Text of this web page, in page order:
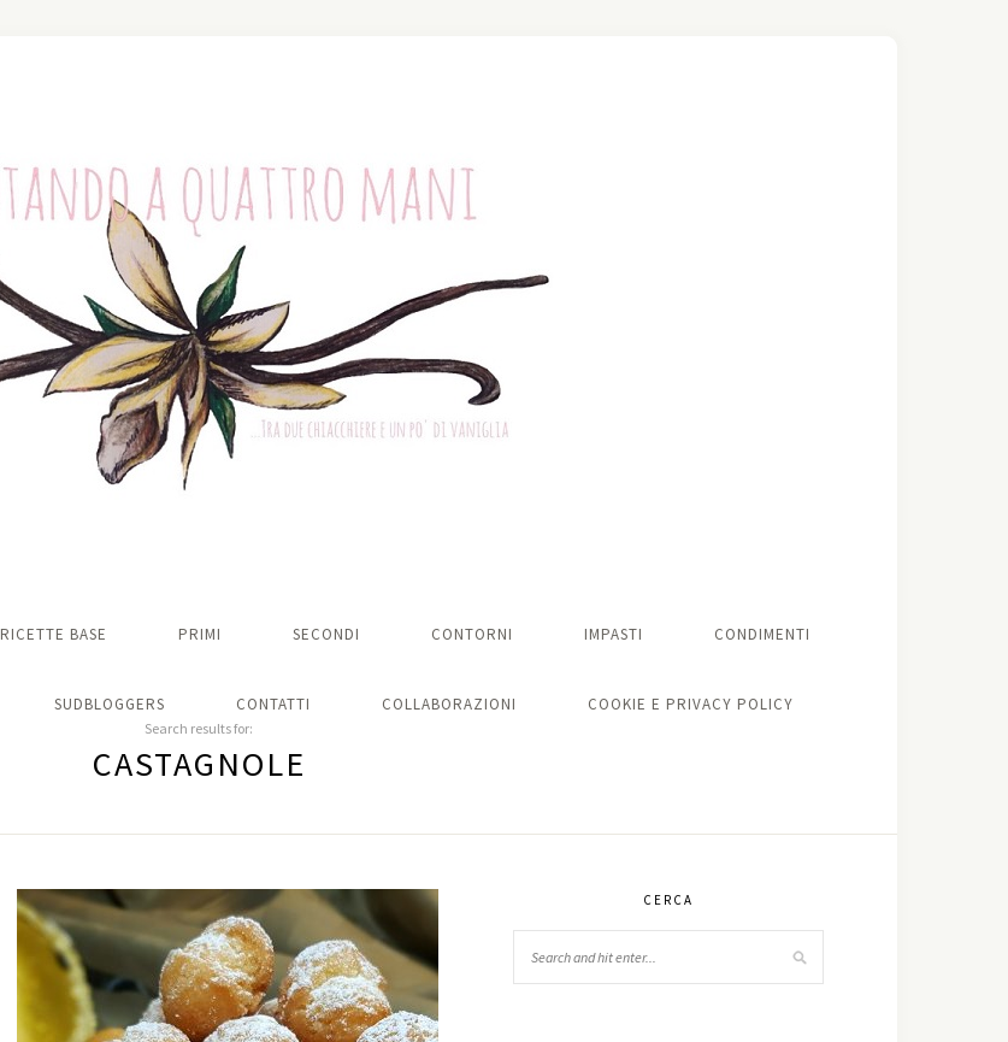
RICETTE BASE PRIMI SECONDI CONTORNI IMPASTI CONDIMENTI
SUDBLOGGERS CONTATTI COLLABORAZIONI COOKIE E PRIVACY POLICY
Search results for:
CASTAGNOLE
CERCA